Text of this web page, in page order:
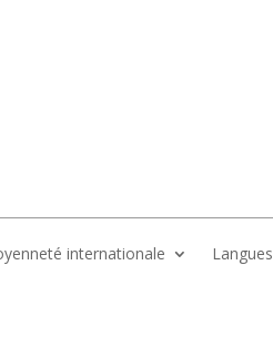
internationale
Langues